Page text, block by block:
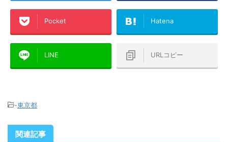
Pocket Hatena
LINE URLコピー
-東京都
関連記事